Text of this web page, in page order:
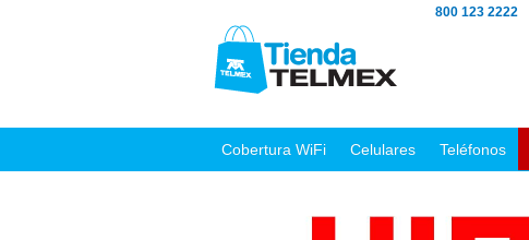
800 123 2222
Cobertura WiFi Celulares Teléfonos